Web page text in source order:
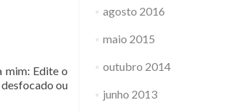
mim: Edite o
ou
agosto 2016
maio 2015
outubro 2014
junho 2013